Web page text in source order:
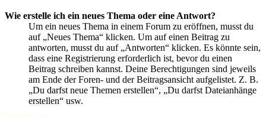
Wie erstelle ich ein neues Thema oder eine Antwort?
Um ein neues Thema in einem Forum zu eröffnen, musst du
auf „Neues Thema“ klicken. Um auf einen Beitrag zu
antworten, musst du auf „Antworten“ klicken. Es könnte sein,
dass eine Registrierung erforderlich ist, bevor du einen
Beitrag schreiben kannst. Deine Berechtigungen sind jeweils
am Ende der Foren- und der Beitragsansicht aufgelistet. Z. B.
„Du darfst neue Themen erstellen“, „Du darfst Dateianhänge
erstellen“ usw.